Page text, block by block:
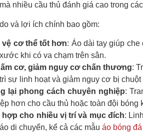
nhiều cầu thủ đánh giá cao trong
và lợi ích chính bao gồm:
vệ cơ thể tốt hơn: Áo dài tay giúp
khi có va chạm trên sân.
cơ, giảm nguy cơ chấn thương:
sự linh hoạt và giảm nguy cơ bị
lại phong cách chuyên nghiệp:
hơn cho cầu thủ hoặc toàn đội bóng
hợp cho nhiều vị trí và mục đích:
di chuyển, kể cả các mẫu áo bóng